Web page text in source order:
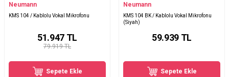
Neumann
KMS 104 / Kablolu Vokal Mikrofonu
79.919 TL
51.947TL
Sepete Ekle
Neumann
KMS 104 BK / Kablolu Vokal Mikrofonu
(Siyah)
59.939TL
Sepete Ekle